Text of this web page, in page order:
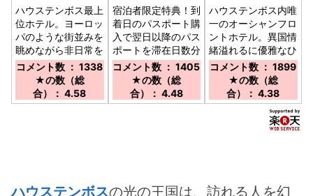
ハウステンボス最上
位ホテル。ヨーロッ
パのような街並みを
眺めながら非日常を
ご堪能いただけます
／博多駅から特急ハ
ウステンボス号で
100分/長崎駅から
コメント数 ： 1338
★の数（総
合）： 4.58
宿泊者限定特典！到
着日のパスポート購
入で翌日以降のパス
ポートを滞在日数分
プレゼント／博多駅
より特急ハウステン
ボス号で100分／長
崎駅からシーサイド
コメント数 ： 1405
★の数（総
合）： 4.48
ハウステンボス内唯
一のオーシャンフロ
ントホテル。異国情
緒溢れるに優雅なひ
とときをお過ごしい
ただけます／ハウス
テンボス入国棟前の
ホテル受付より“無
料”送迎バスにて9分
／長崎空港から直行
コメント数 ： 1899
★の数（総
合）： 4.38
ハウステンボスの光の王国は、訪れる人を幻